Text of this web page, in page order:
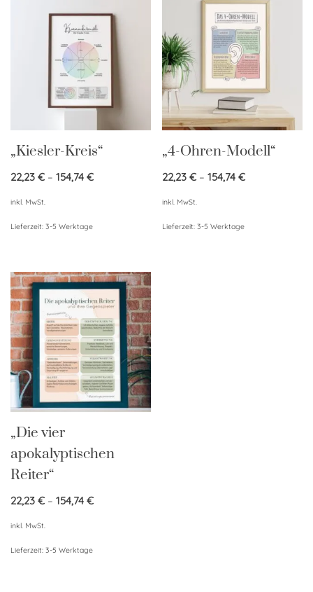
„Kiesler-Kreis“
22,23 € – 154,74 €
inkl. MwSt.
Lieferzeit: 3-5 Werktage
„4-Ohren-Modell“
22,23€ –154,74€
inkl. MwSt.
Lieferzeit:3-5 Werktage
„Die vier
apokalyptischen
Reiter“
22,23 € – 154,74 €
inkl. MwSt.
Lieferzeit: 3-5 Werktage